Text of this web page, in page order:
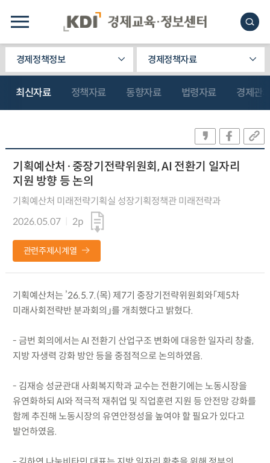
경제정책정보 경제정책자료
최신자료 정책자료 동향자료 법령자료 경제관
기획예산처·중장기전략위원회, AI 전환기 일자리
지원 방향 등 논의
기획예산처 미래전략기획실 성장기획정책관 미래전략과
2026.05.07
2p
관련주제시계열
기획예산처는 ’26.5.7.(목) 제7기 중장기전략위원회와「제5차
미래사회전략반 분과회의」를 개최했다고 밝혔다.
- 금번 회의에서는 AI 전환기 산업구조 변화에 대응한 일자리 창출,
지방 자생력 강화 방안 등을 중점적으로 논의하였음.
- 김재승 성균관대 사회복지학과 교수는 전환기에는 노동시장을
유연화하되 AI와 적극적 재취업 및 직업훈련 지원 등 안전망 강화를
함께 추진해 노동시장의 유연안정성을 높여야 할 필요가 있다고
발언하였음.